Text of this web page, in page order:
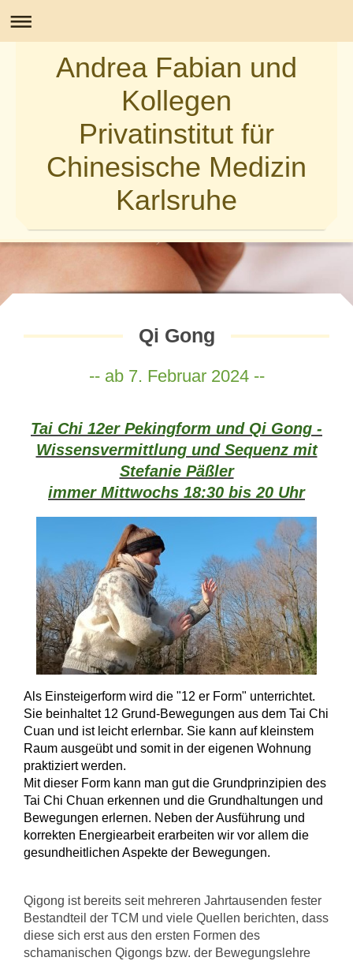
Andrea Fabian und
Kollegen
Privatinstitut für
Chinesische Medizin
Karlsruhe
Qi Gong
-- ab 7. Februar 2024 --
Tai Chi 12er Pekingform und Qi Gong -
Wissensvermittlung und Sequenz mit
Stefanie Päßler
immer Mittwochs 18:30 bis 20 Uhr
Als Einsteigerform wird die "12 er Form" unterrichtet.
Sie beinhaltet 12 Grund-Bewegungen aus dem Tai Chi
Cuan und ist leicht erlernbar. Sie kann auf kleinstem
Raum ausgeübt und somit in der eigenen Wohnung
praktiziert werden.
Mit dieser Form kann man gut die Grundprinzipien des
Tai Chi Chuan erkennen und die Grundhaltungen und
Bewegungen erlernen. Neben der Ausführung und
korrekten Energiearbeit erarbeiten wir vor allem die
gesundheitlichen Aspekte der Bewegungen.
Qigong ist bereits seit mehreren Jahrtausenden fester
Bestandteil der TCM und viele Quellen berichten, dass
diese sich erst aus den ersten Formen des
schamanischen Qigongs bzw. der Bewegungslehre